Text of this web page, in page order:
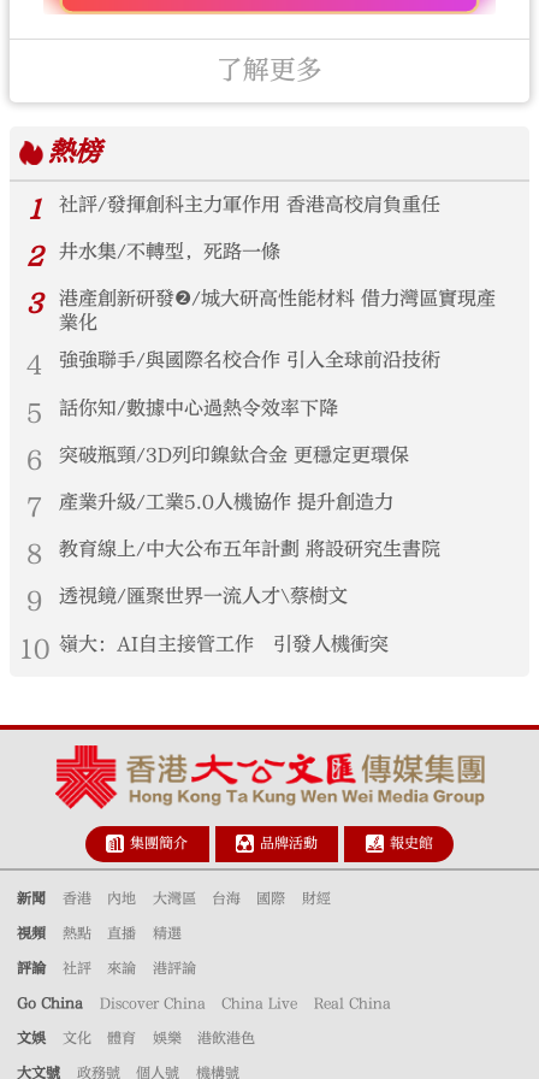
了解更多
熱榜
1
社評/發揮創科主力軍作用 香港高校肩負重任
2 井水集/不轉型，死路一條
3
港產創新研發❷/城大研高性能材料 借力灣區實現產
業化
4 強強聯手/與國際名校合作 引入全球前沿技術
5 話你知/數據中心過熱令效率下降
6 突破瓶頸/3D列印鎳鈦合金 更穩定更環保
7 產業升級/工業5.0人機協作 提升創造力
8 教育線上/中大公布五年計劃 將設研究生書院
9 透視鏡/匯聚世界一流人才\蔡樹文
10 嶺大：AI自主接管工作 引發人機衝突
集團簡介 品牌活動 報史館
新聞 香港 內地 大灣區 台海 國際 財經
視頻 熱點 直播 精選
評論 社評 來論 港評論
Go China Discover China China Live Real China
文娛 文化 體育 娛樂 港飲港色
大文號 政務號 個人號 機構號